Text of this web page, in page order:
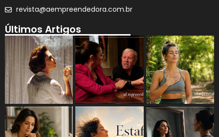
revista@aempreendedora.com.br
Últimos Artigos